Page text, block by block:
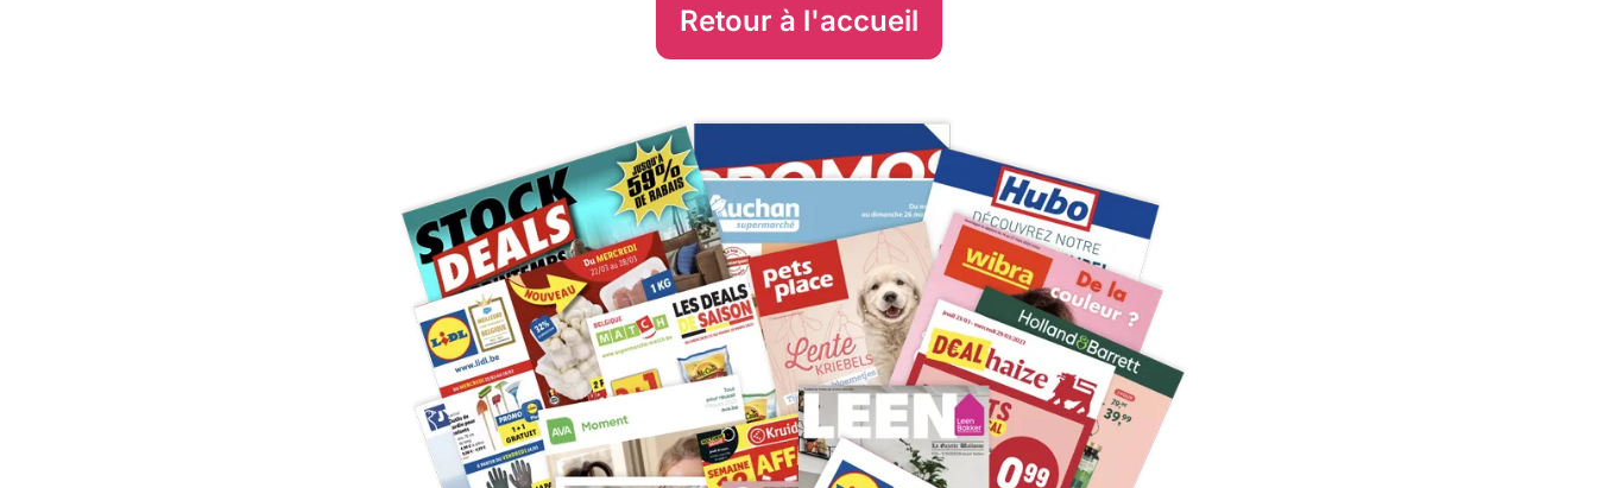
Retour à l'accueil